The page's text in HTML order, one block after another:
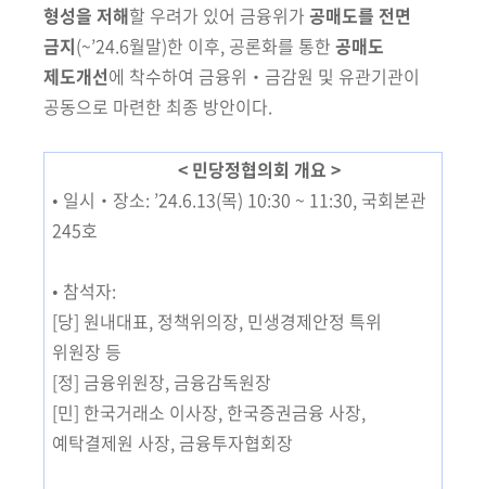
형성을 저해할 우려가 있어 금융위가 공매도를 전면
금지(~’24.6월말)한 이후, 공론화를 통한 공매도
제도개선에 착수하여 금융위‧금감원 및 유관기관이
공동으로 마련한 최종 방안이다.
< 민당정협의회 개요 >
• 일시‧장소: ’24.6.13(목) 10:30 ~ 11:30, 국회본관
245호
• 참석자:
[당] 원내대표, 정책위의장, 민생경제안정 특위
위원장 등
[정] 금융위원장, 금융감독원장
[민] 한국거래소 이사장, 한국증권금융 사장,
예탁결제원 사장, 금융투자협회장